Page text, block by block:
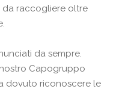
raccogliere oltre
da sempre.
Capogruppo
dovuto riconoscere le